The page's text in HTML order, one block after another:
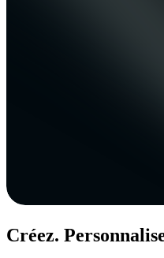
Créez.